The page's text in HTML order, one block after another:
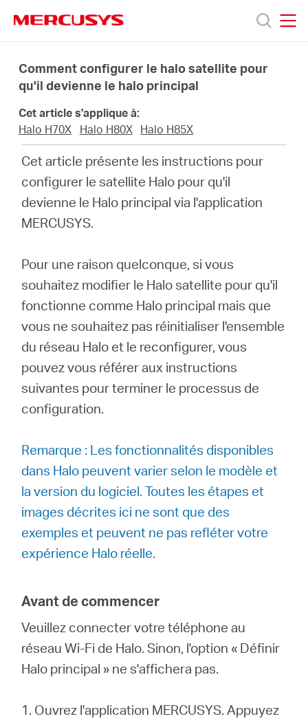
navigation
Produits
propos
Mercusys
acheter
Français
Comment configurer le halo satellite pour
qu'il devienne le halo principal
Cet article s'applique à:
Halo H70X
Halo H80X Halo H85X
Cet article présente les instructions pour
configurer le satellite Halo pour qu'il
devienne le Halo principal via l'application
MERCUSYS.
Pour une raison quelconque, si vous
souhaitez modifier le Halo satellite pour qu'il
fonctionne comme Halo principal mais que
vous ne souhaitez pas réinitialiser l'ensemble
du réseau Halo et le reconfigurer, vous
pouvez vous référer aux instructions
suivantes pour terminer le processus de
configuration.
Remarque : Les fonctionnalités disponibles
dans Halo peuvent varier selon le modèle et
la version du logiciel. Toutes les étapes et
images décrites ici ne sont que des
exemples et peuvent ne pas refléter votre
expérience Halo réelle.
Avant de commencer
Veuillez connecter votre téléphone au
réseau Wi-Fi de Halo. Sinon, l'option « Définir
Halo principal » ne s'affichera pas.
1. Ouvrez l'application MERCUSYS. Appuyez